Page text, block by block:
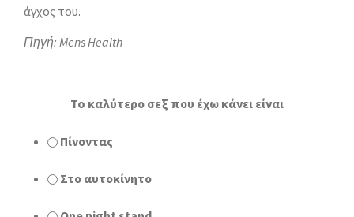
άγχος του.
Πηγή: Mens Health
To καλύτερο σεξ που έχω κάνει είναι
Πίνοντας
Στο αυτοκίνητο